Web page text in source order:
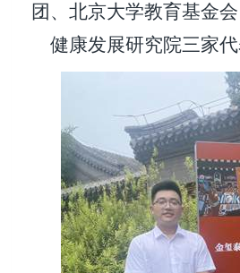
团、北京大学教育基金
健康发展研究院三家代